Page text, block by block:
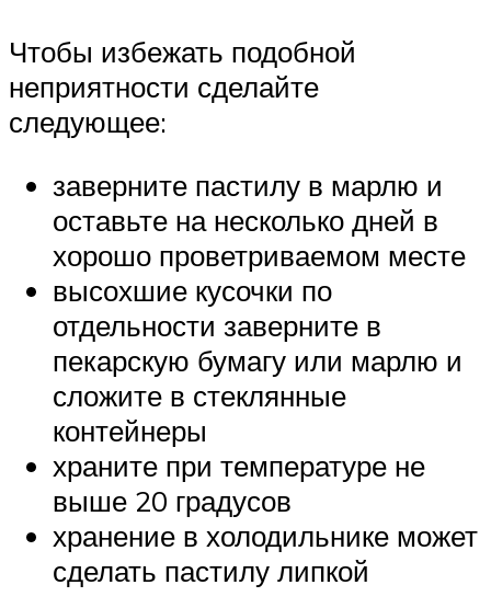
Чтобы избежать подобной
неприятности сделайте
следующее:
заверните пастилу в марлю и
оставьте на несколько дней в
хорошо проветриваемом месте
высохшие кусочки по
отдельности заверните в
пекарскую бумагу или марлю и
сложите в стеклянные
контейнеры
храните при температуре не
выше 20 градусов
хранение в холодильнике может
сделать пастилу липкой